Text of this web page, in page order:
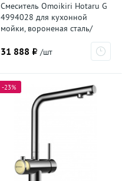
Смеситель Omoikiri Hotaru G
4994028 для кухонной
мойки, вороненая сталь/
31 888 ₽ /шт
-23%